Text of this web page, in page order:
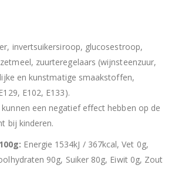
invertsuikersiroop, glucosestroop,
zuurteregelaars (wijnsteenzuur,
en kunstmatige smaakstoffen,
E102, E133).
kunnen een negatief effect hebben op de
bij kinderen.
Energie 1534kJ / 367kcal, Vet 0g,
90g, Suiker 80g, Eiwit 0g, Zout